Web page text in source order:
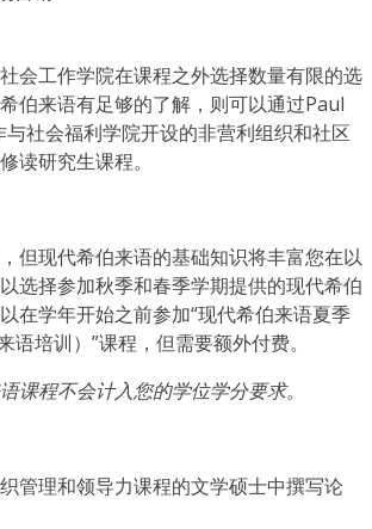
会工作学院在课程之外选择数量有限的选
伯来语有足够的了解，则可以通过Paul
社会福利学院开设的非营利组织和社区
读研究生课程。
但现代希伯来语的基础知识将丰富您在以
选择参加秋季和春季学期提供的现代希伯
在学年开始之前参加“现代希伯来语夏季
培训）”课程，但需要额外付费。
课程不会计入您的学位学分要求。
管理和领导力课程的文学硕士中撰写论